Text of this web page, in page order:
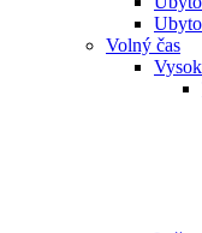
Volný čas